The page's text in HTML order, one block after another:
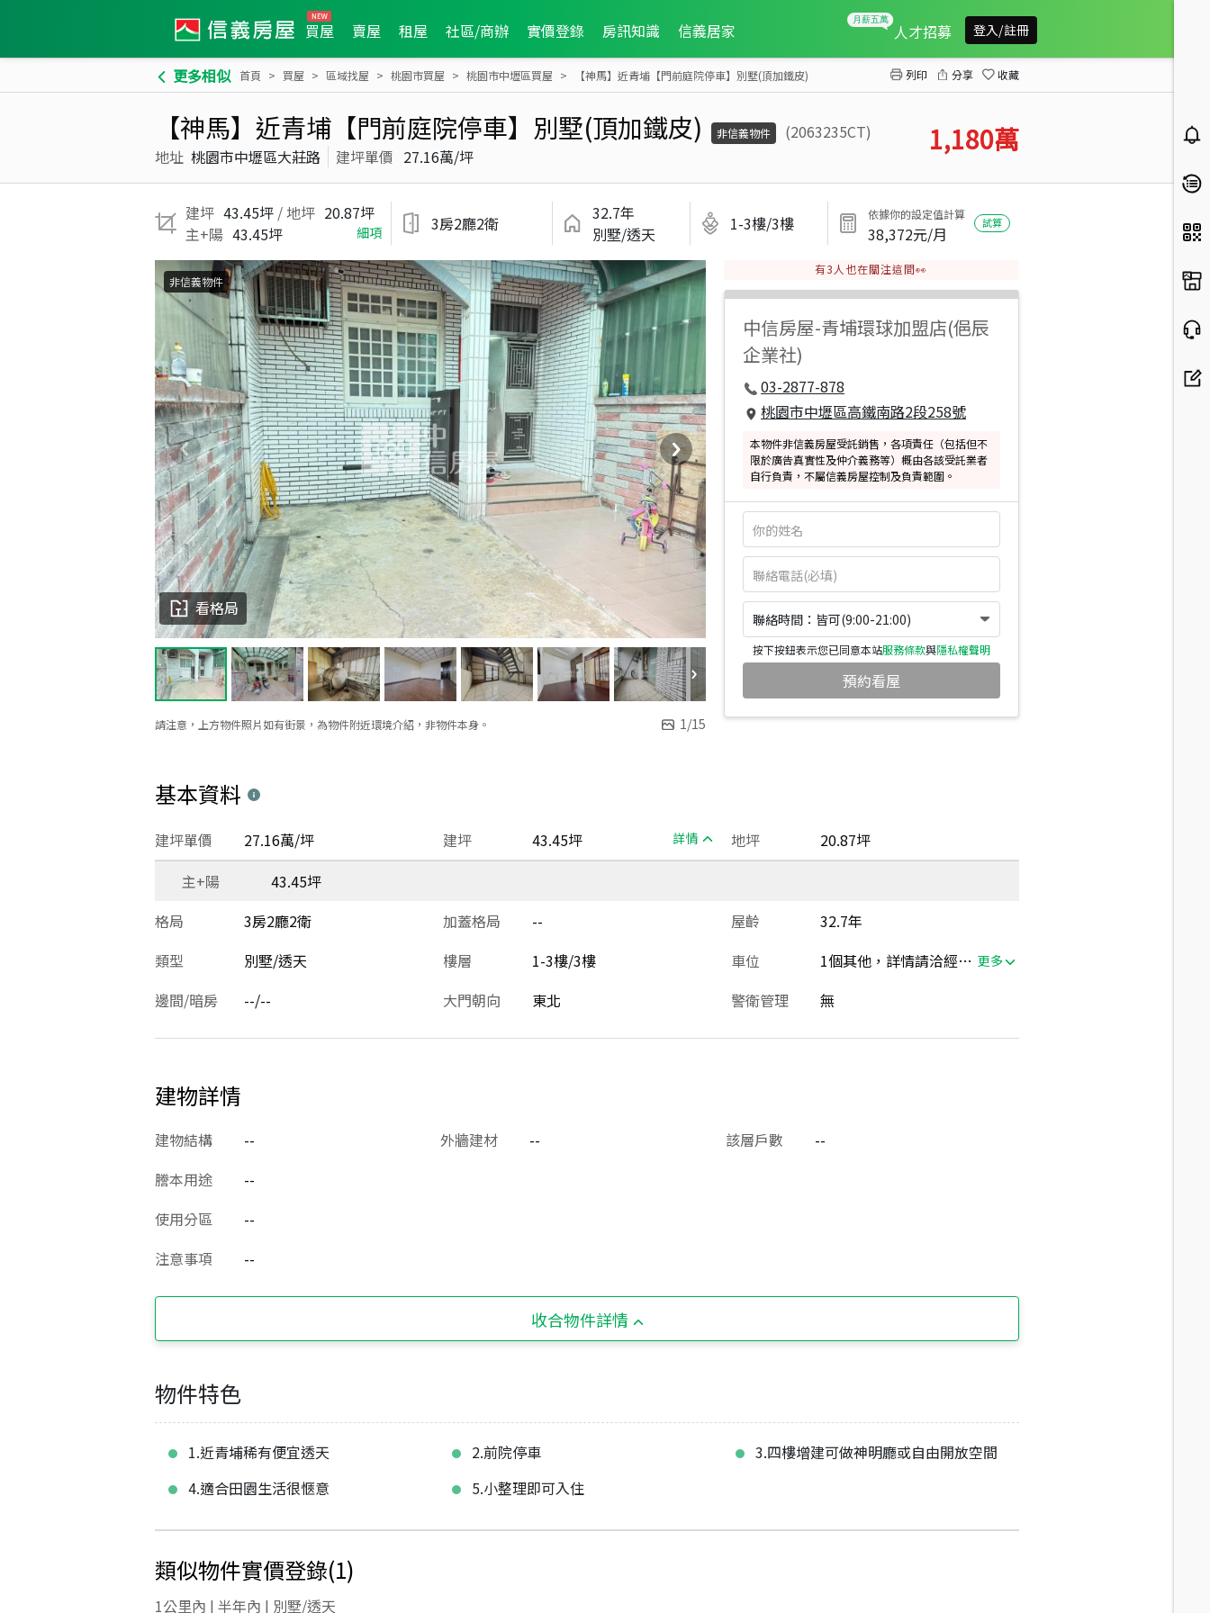
買屋 賣屋 租屋 社區/商辦 實價登錄 房訊知識 信義居家 人才招募 登入/註冊
更多相似 首頁 買屋 區域找屋 桃園市買屋 桃園市中壢區買屋 【神馬】近青埔【門前庭院停車】別墅(頂加鐵皮) 列印 分享 收藏
【神馬】近青埔【門前庭院停車】別墅(頂加鐵皮) 非信義物件
(2063235CT)
地址 桃園市中壢區大莊路 建坪單價 27.16萬/坪 1,180萬
建坪 43.45坪 / 地坪 20.87坪
主+陽 43.45坪 細項 3房2廳2衛
32.7年
別墅/透天
1-3樓/3樓 依據你的設定值計算
38,372元/月
試算
請注意，上方物件照片如有街景，為物件附近環境介紹，非物件本身。 1/15
看格局
非信義物件
有3 人也在關注這間👀
中信房屋-青埔環球加盟店(俋辰
企業社)
03-2877-878
桃園市中壢區高鐵南路2段258號
本物件非信義房屋受託銷售，各項責任（包括但不
限於廣告真實性及仲介義務等）概由各該受託業者
自行負責，不屬信義房屋控制及負責範圍。
聯絡時間：皆可(9:00-21:00)
按下按鈕表示您已同意本站服務條款與隱私權聲明
預約看屋
基本資料
建坪 43.45坪 詳情
建坪單價 27.16萬/坪 地坪
20.87坪
主+陽
43.45坪
格局
3房2廳2衛 加蓋格局 -- 屋齡
32.7年
類型
別墅/透天 樓層 1-3樓/3樓 車位 1個其他，詳情請洽經紀人員 更多
邊間/暗房 --/-- 大門朝向 東北 警衛管理 無
建物詳情
建物結構 -- 外牆建材 -- 該層戶數
--
謄本用途
--
使用分區
--
注意事項
--
收合物件詳情
物件特色
1.近青埔稀有便宜透天 2.前院停車
3.四樓增建可做神明廳或自由開放空間
4.適合田園生活很愜意
5.小整理即可入住
類似物件實價登錄(1)
1公里內 | 半年內 | 別墅/透天